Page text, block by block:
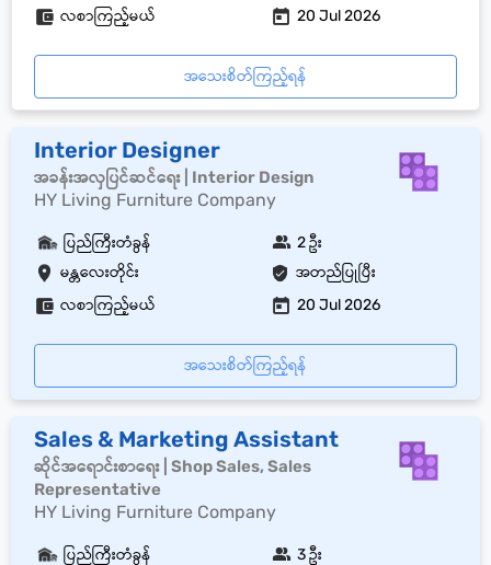
လစာကြည့်မယ် 20 Jul 2026
အသေးစိတ်ကြည့်ရန်
Interior Designer
အခန်းအလှပြင်ဆင်ရေး | Interior Design
HY Living Furniture Company
မန္တလေးတိုင်း အတည်ပြုပြီး
ပြည်ကြီးတံခွန် 2 ဦး
လစာကြည့်မယ် 20 Jul 2026
အသေးစိတ်ကြည့်ရန်
Sales & Marketing Assistant
ဆိုင်အရောင်းစာရေး | Shop Sales, Sales
Representative
HY Living Furniture Company
ပြည်ကြီးတံခွန် 3 ဦး